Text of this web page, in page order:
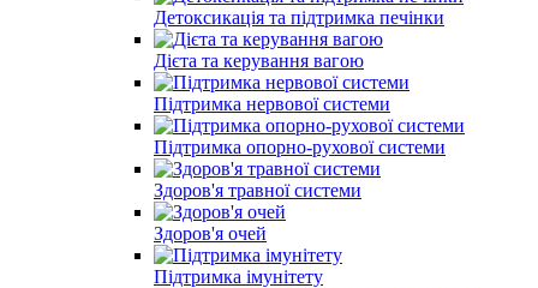
Детоксикація та підтримка печінки
Дієта та керування вагою
Підтримка нервової системи
Підтримка опорно-рухової системи
Здоров'я травної системи
Здоров'я очей
Підтримка імунітету